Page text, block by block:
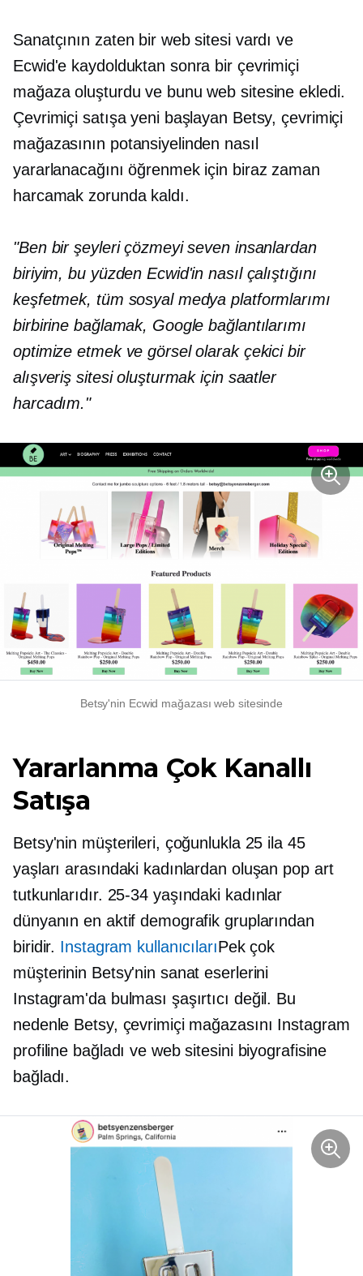
Sanatçının zaten bir web sitesi vardı ve
Ecwid'e kaydolduktan sonra bir çevrimiçi
mağaza oluşturdu ve bunu web sitesine ekledi.
Çevrimiçi satışa yeni başlayan Betsy, çevrimiçi
mağazasının potansiyelinden nasıl
yararlanacağını öğrenmek için biraz zaman
harcamak zorunda kaldı.
"Ben bir şeyleri çözmeyi seven insanlardan
biriyim, bu yüzden Ecwid'in nasıl çalıştığını
keşfetmek, tüm sosyal medya platformlarımı
birbirine bağlamak, Google bağlantılarımı
optimize etmek ve görsel olarak çekici bir
alışveriş sitesi oluşturmak için saatler
harcadım."
Betsy'nin Ecwid mağazası web sitesinde
Yararlanma Çok Kanallı
Satışa
Betsy'nin müşterileri, çoğunlukla 25 ila 45
yaşları arasındaki kadınlardan oluşan pop art
tutkunlarıdır. 25-34 yaşındaki kadınlar
dünyanın en aktif demografik gruplarından
biridir. Instagram kullanıcılarıPek çok
müşterinin Betsy'nin sanat eserlerini
Instagram'da bulması şaşırtıcı değil. Bu
nedenle Betsy, çevrimiçi mağazasını Instagram
profiline bağladı ve web sitesini biyografisine
bağladı.